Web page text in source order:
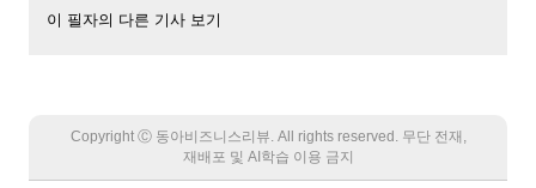
이 필자의 다른 기사 보기
Copyright Ⓒ 동아비즈니스리뷰. All rights reserved. 무단 전재,
재배포 및 AI학습 이용 금지